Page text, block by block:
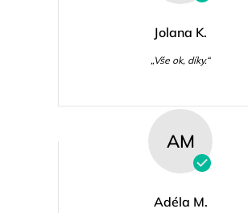
Jolana K.
„Vše ok, díky.“
AM
Adéla M.